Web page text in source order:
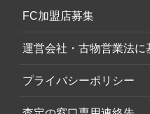
FC加盟店募集
運営会社・古物営業法に
プライバシーポリシー